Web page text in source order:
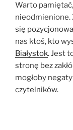
Warto
nieodmienione.
się
nas ktoś, kto
Białystok. Jest
stronę bez
mogłoby
czytelników.